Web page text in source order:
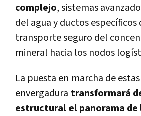
complejo, sistemas
del agua y ductos específicos
transporte seguro del
mineral hacia los nodos
La puesta en marcha de
envergadura transformará
estructural el panorama de